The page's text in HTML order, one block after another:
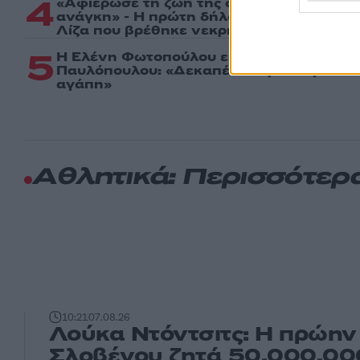
4 ανάγκη» - Η πρώτη δήλωση της
Λίζα που βρέθηκε νεκρή στην Κυψέλη
5 Η Ελένη Φωτοπούλου ευχήθηκε για τη
Παυλόπουλου: «Δεκαπέντε χρόνια μου
αγάπη»
Αθλητικά:
10:2107.08.26
Λούκα Ντόντσιτς: Η